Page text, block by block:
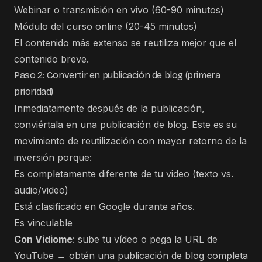
Webinar o transmisión en vivo (60-90 minutos)
Módulo del curso online (20-45 minutos)
El contenido más extenso se reutiliza mejor que el
contenido breve.
Paso 2: Convertir en publicación de blog (primera
prioridad)
Inmediatamente después de la publicación,
conviértala en una publicación de blog. Este es su
movimiento de reutilización con mayor retorno de la
inversión porque:
Es completamente diferente de tu video (texto vs.
audio/video)
Está clasificado en Google durante años.
Es vinculable
Con Vidiome: sube tu vídeo o pega la URL de
YouTube → obtén una publicación de blog completa